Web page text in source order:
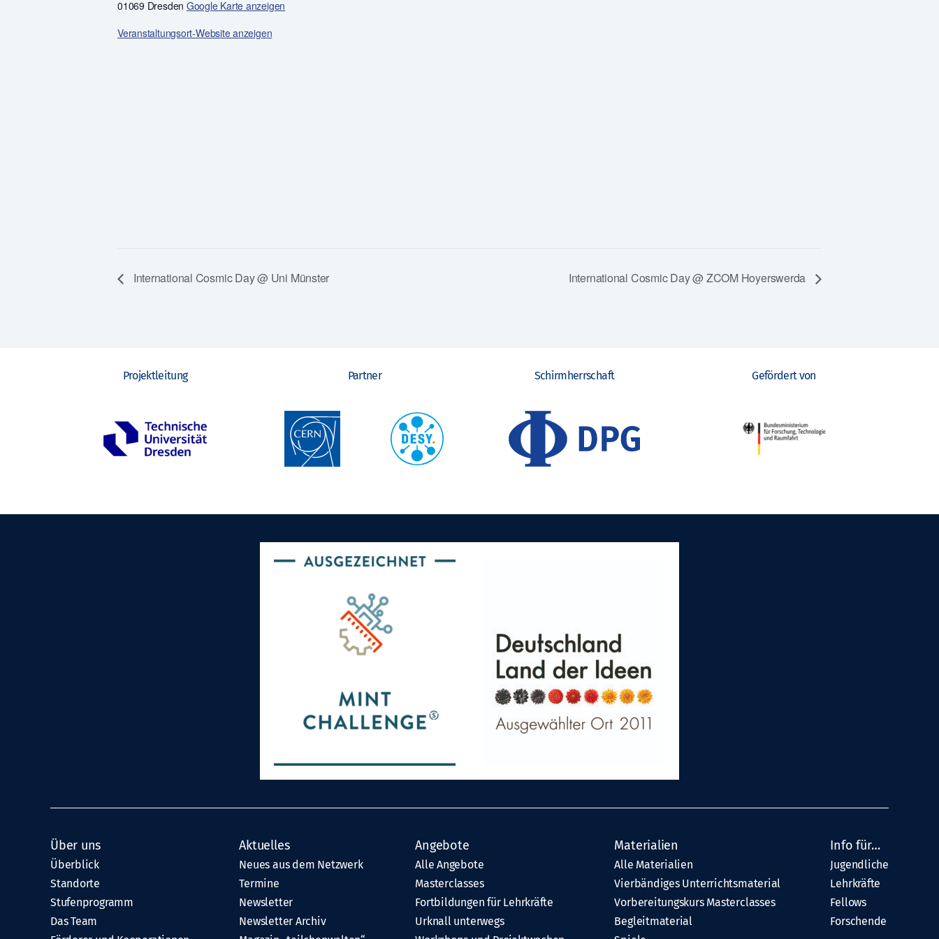
01069 Dresden Google Karte anzeigen
Veranstaltungsort-Website anzeigen
International Cosmic Day @ Uni Münster International Cosmic Day @ ZCOM Hoyerswerda
Projektleitung Partner Schirmherrschaft Gefördert von
Über uns
Überblick
Standorte
Stufenprogramm
Das Team
Aktuelles
Neues aus dem Netzwerk
Termine
Newsletter
Newsletter Archiv
Angebote
Alle Angebote
Masterclasses
Fortbildungen für Lehrkräfte
Urknall unterwegs
Materialien
Alle Materialien
Vierbändiges Unterrichtsmaterial
Vorbereitungskurs Masterclasses
Begleitmaterial
Info für…
Jugendliche
Lehrkräfte
Fellows
Forschende